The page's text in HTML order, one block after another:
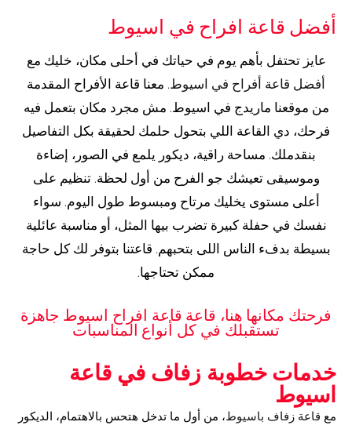
أفضل قاعة افراح في اسيوط
عايز تحتفل بأهم يوم في حياتك في أحلى مكان، خليك مع
أفضل قاعة أفراح في اسيوط. معنا قاعة الأفراح المقدمة
من موقعنا ماريدج في اسيوط. مش مجرد مكان بتعمل فيه
فرحك، دي القاعة اللي بتحول حلمك لحقيقة بكل التفاصيل
بنقدملك. مساحة راقية، ديكور يلمع في الصور، إضاءة
وموسيقى تعيشك جو الفرح من أول لحظة. تنظيم على
أعلى مستوى يخليك مرتاح ومبسوط طول اليوم. سواء
نفسك في حفلة كبيرة تضرب بيها المثل، أو مناسبة عائلية
بسيطة بدفء الناس اللى بتحبهم. قاعتنا بتوفر لك كل حاجة
ممكن تحتاجها.
فرحتك مكانها هنا، قاعة قاعة افراح اسيوط جاهزة
تستقبلك في كل أنواع المناسبات
خدمات خطوبة زفاف في قاعة
اسيوط
مع قاعة زفاف باسيوط، من أول ما تدخل هتحس بالاهتمام، الديكور